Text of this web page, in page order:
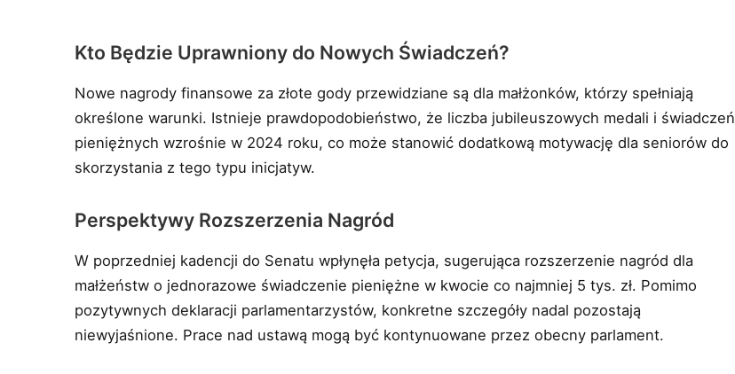
Kto Będzie Uprawniony do Nowych Świadczeń?
Nowe nagrody finansowe za złote gody przewidziane są dla małżonków, którzy spełniają
określone warunki. Istnieje prawdopodobieństwo, że liczba jubileuszowych medali i świadczeń
pieniężnych wzrośnie w 2024 roku, co może stanowić dodatkową motywację dla seniorów do
skorzystania z tego typu inicjatyw.
Perspektywy Rozszerzenia Nagród
W poprzedniej kadencji do Senatu wpłynęła petycja, sugerująca rozszerzenie nagród dla
małżeństw o jednorazowe świadczenie pieniężne w kwocie co najmniej 5 tys. zł. Pomimo
pozytywnych deklaracji parlamentarzystów, konkretne szczegóły nadal pozostają
niewyjaśnione. Prace nad ustawą mogą być kontynuowane przez obecny parlament.